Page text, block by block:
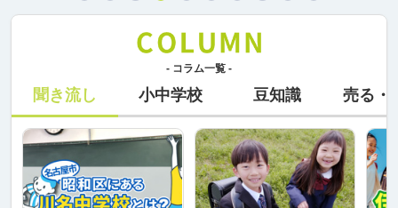
- コラム一覧 -
聞き流し 小中学校 豆知識 売る・